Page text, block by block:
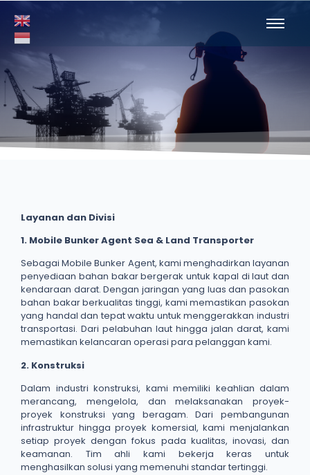
Layanan dan Divisi
1. Mobile Bunker Agent Sea & Land Transporter
Sebagai Mobile Bunker Agent, kami menghadirkan layanan
penyediaan bahan bakar bergerak untuk kapal di laut dan
kendaraan darat. Dengan jaringan yang luas dan pasokan
bahan bakar berkualitas tinggi, kami memastikan pasokan
yang handal dan tepat waktu untuk menggerakkan industri
transportasi. Dari pelabuhan laut hingga jalan darat, kami
memastikan kelancaran operasi para pelanggan kami.
2. Konstruksi
Dalam industri konstruksi, kami memiliki keahlian dalam
merancang, mengelola, dan melaksanakan proyek-
proyek konstruksi yang beragam. Dari pembangunan
infrastruktur hingga proyek komersial, kami menjalankan
setiap proyek dengan fokus pada kualitas, inovasi, dan
keamanan. Tim ahli kami bekerja keras untuk
menghasilkan solusi yang memenuhi standar tertinggi.